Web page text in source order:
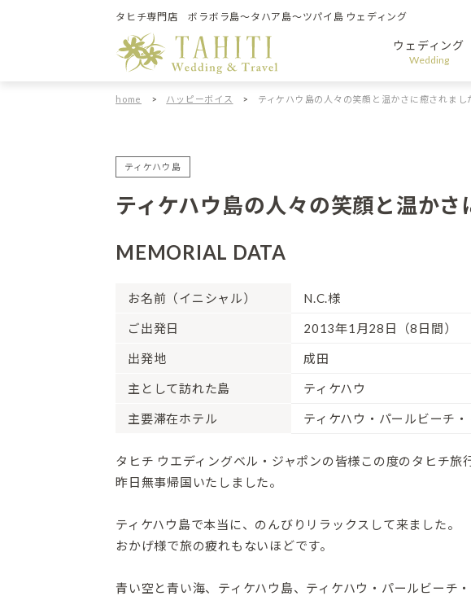
タヒチ専門店 ボラボラ島～タハア島～ツパイ島 ウェディング
ウェディング
Wedding
home > ハッピーボイス > ティケハウ島の人々の笑顔と温かさに癒されまし
ティケハウ島
ティケハウ島の人々の笑顔と温かさ
MEMORIAL DATA
お名前（イニシャル） N.C.様
ご出発日 2013年1月28日（8日間）
出発地 成田
主として訪れた島 ティケハウ
主要滞在ホテル ティケハウ・パールビーチ・
タヒチ ウエディングベル・ジャポンの皆様この度のタヒチ旅
昨日無事帰国いたしました。
ティケハウ島で本当に、のんびりリラックスして来ました。
おかげ様で旅の疲れもないほどです。
青い空と青い海、ティケハウ島、ティケハウ・パールビーチ